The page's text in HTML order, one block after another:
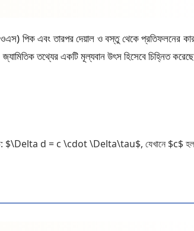
পিক এবং তারপর দেয়াল ও বস্তু থেকে প্রতিফলনের
তথ্যের একটি মূল্যবান উৎস হিসেবে চিহ্নিত
$\Delta d = c \cdot \Delta\tau$, যেখানে $c$ হল